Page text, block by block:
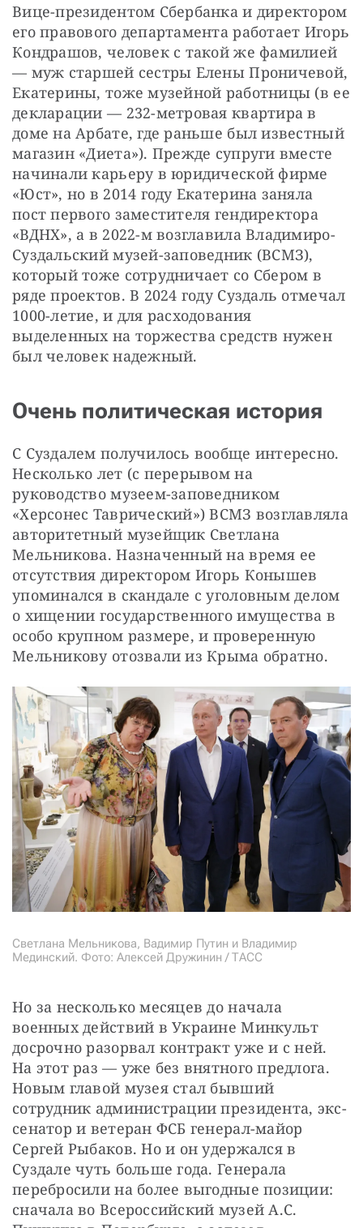
Вице-президентом Сбербанка и директором
его правового департамента работает Игорь
Кондрашов, человек с такой же фамилией
— муж старшей сестры Елены Проничевой,
Екатерины, тоже музейной работницы (в ее
декларации — 232-метровая квартира в
доме на Арбате, где раньше был известный
магазин «Диета»). Прежде супруги вместе
начинали карьеру в юридической фирме
«Юст», но в 2014 году Екатерина заняла
пост первого заместителя гендиректора
«ВДНХ», а в 2022-м возглавила Владимиро-
Суздальский музей-заповедник (ВСМЗ),
который тоже сотрудничает со Сбером в
ряде проектов. В 2024 году Суздаль отмечал
1000-летие, и для расходования
выделенных на торжества средств нужен
был человек надежный.
Очень политическая история
С Суздалем получилось вообще интересно.
Несколько лет (с перерывом на
руководство музеем-заповедником
«Херсонес Таврический») ВСМЗ возглавляла
авторитетный музейщик Светлана
Мельникова. Назначенный на время ее
отсутствия директором Игорь Конышев
упоминался в скандале с уголовным делом
о хищении государственного имущества в
особо крупном размере, и проверенную
Мельникову отозвали из Крыма обратно.
Светлана Мельникова, Вадимир Путин и Владимир
Мединский. Фото: Алексей Дружинин / ТАСС
Но за несколько месяцев до начала
военных действий в Украине Минкульт
досрочно разорвал контракт уже и с ней.
На этот раз — уже без внятного предлога.
Новым главой музея стал бывший
сотрудник администрации президента, экс-
сенатор и ветеран ФСБ генерал-майор
Сергей Рыбаков. Но и он удержался в
Суздале чуть больше года. Генерала
перебросили на более выгодные позиции:
сначала во Всероссийский музей А.С.